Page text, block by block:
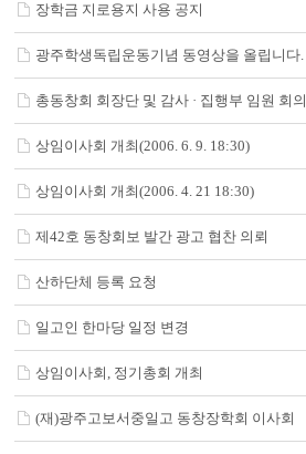
장학금 지로용지 사용 공지
광주학생독립운동기념 동영상을 올립니다.
총동창회 회장단 및 감사 · 집행부 임원 회의
상임이사회 개최(2006. 6. 9. 18:30)
상임이사회 개최(2006. 4. 21 18:30)
제42호 동창회보 발간 광고 협찬 의뢰
산하단체 등록 요청
일고인 한마당 일정 변경
상임이사회, 정기총회 개최
(재)광주고보서중일고 동창장학회 이사회